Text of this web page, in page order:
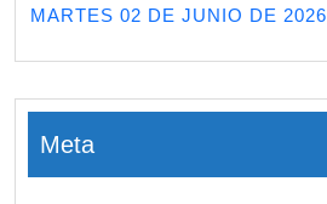
MARTES 02 DE JUNIO DE 2026
Meta